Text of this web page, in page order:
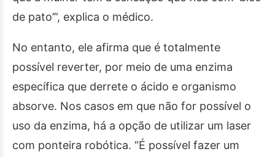
de pato’”, explica o médico.
No entanto, ele afirma que é totalmente
possível reverter, por meio de uma enzima
específica que derrete o ácido e organismo
absorve. Nos casos em que não for possível o
uso da enzima, há a opção de utilizar um laser
com ponteira robótica. “É possível fazer um